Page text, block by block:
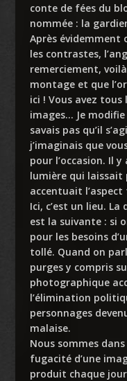
conte de fées du
nommée : la
Après
les contrastes,
remerciement, voilà
montage et que
ici ! Vous avez
images… Je
savais pas qu’il
j’imaginais que
pour l’occasion. Il
lumière qui laissait
accentuait l’aspect
Ici, c’est un lieu.
est la suivante : si
pour les besoins
tollé. Quand on
purges y compris
photographique
l’élimination
personnages
malaise.
Nous sommes
fugacité d’une
produit chaque